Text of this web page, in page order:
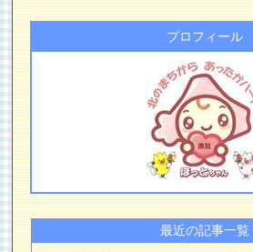
プロフィール
最近の記事一覧